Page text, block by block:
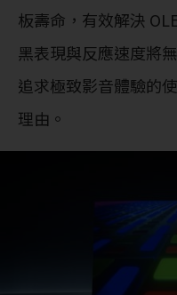
板壽命，有效解決
黑表現與反應速度將
追求極致影音體驗的
理由。